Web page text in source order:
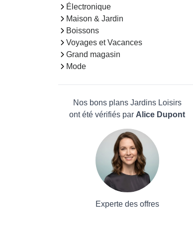
Électronique
Maison & Jardin
Boissons
Voyages et Vacances
Grand magasin
Mode
Nos bons plans Jardins Loisirs
ont été vérifiés par Alice Dupont
Experte des offres